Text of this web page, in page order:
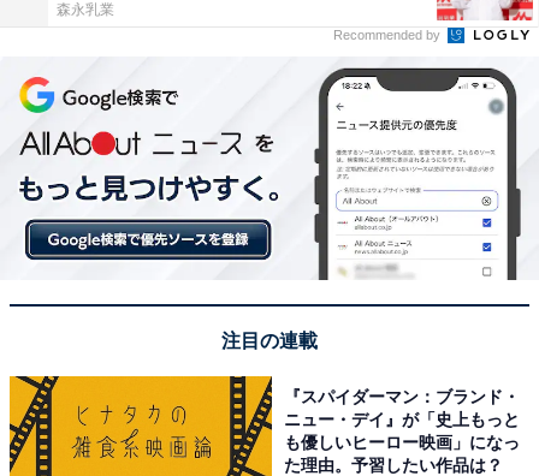
ガンバ大阪の東口順昭（写真：JFA/アフロ）
ロシアW杯までレギュラーだった川島永嗣の後継となる
GKは、ガンバ大阪の東口順昭、サガン鳥栖の権田修一、
ベガルタ仙台のシュミット・ダニエルのいずれかにな
シュミット・ダニエルが日本代表デビューを飾ったが、
ギュラーGKになるはずだ。
森永乳業
Recommended by
注目の連載
『スパイダーマン：ブランド・
ニュー・デイ』が「史上もっと
も優しいヒーロー映画」になっ
た理由。予習したい作品は？